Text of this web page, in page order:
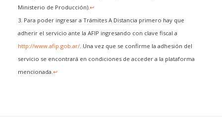
Ministerio de Producción).↩
3. Para poder ingresar a Trámites A Distancia primero hay que
adherir el servicio ante la AFIP ingresando con clave fiscal a
http://www.afip.gob.ar/. Una vez que se confirme la adhesión del
servicio se encontrará en condiciones de acceder a la plataforma
mencionada.↩